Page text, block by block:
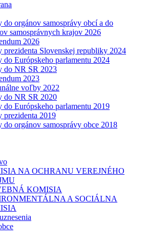
orgánov samosprávy obcí a do
samosprávnych krajov 2026
2026
prezidenta Slovenskej republiky 2024
Európskeho parlamentu 2024
do NR SR 2023
2023
voľby 2022
do NR SR 2020
Európskeho parlamentu 2019
prezidenta 2019
orgánov samosprávy obce 2018
NA OCHRANU VEREJNÉHO
KOMISIA
A SOCIÁLNA